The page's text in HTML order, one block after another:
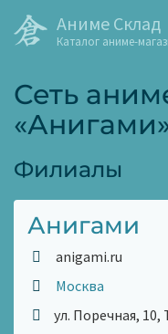
Аниме Склад
Каталог аниме-
Сеть
Филиалы
Анигами
anigami.ru
Москва
ул. Поречная,